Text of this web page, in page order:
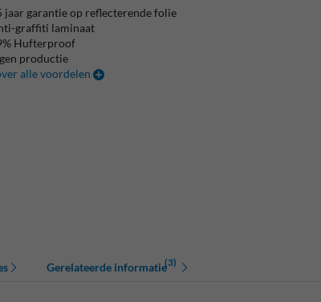
jaar garantie op reflecterende folie
graffiti laminaat
Hufterproof
productie
alle voordelen
Gerelateerde informatie(3)